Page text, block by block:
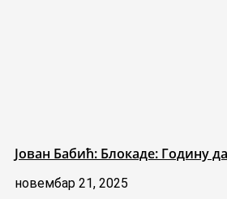
Јован Бабић: Блокаде: Годину
новембар 21, 2025